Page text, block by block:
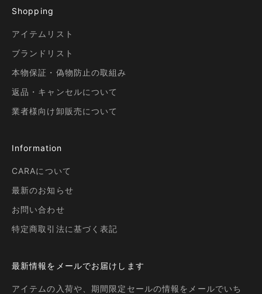
Shopping
アイテムリスト
ブランドリスト
本物保証・偽物防止の取組み
返品・キャンセルについて
業者様向け卸販売について
Information
CARAについて
最新のお知らせ
お問い合わせ
特定商取引法に基づく表記
最新情報をメールでお届けします
アイテムの入荷や、期間限定セールの情報をメールでいち